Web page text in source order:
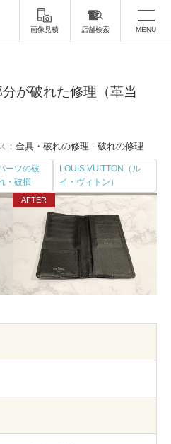
画像見積 店舗検索 MENU
靴修理
靴磨き
時計修理・電池交換
合鍵の作製
ダビング
が破れた修理（革当
： 金具・破れの修理 - 破れの修理
ーツの破
・破損
LOUIS VUITTON（ル
イ・ヴィトン）